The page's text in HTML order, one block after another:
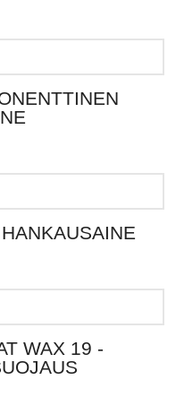
WAX 19 -